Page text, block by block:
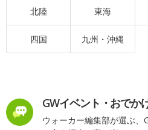
北陸 東海
四国 九州・沖縄
GWイベント・おでか
ウォーカー編集部が選ぶ、